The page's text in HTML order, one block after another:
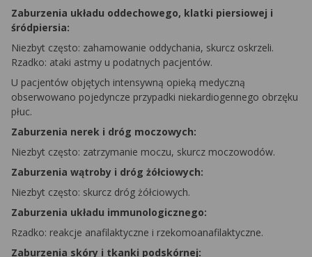
Zaburzenia układu oddechowego, klatki piersiowej i
śródpiersia:
Niezbyt często: zahamowanie oddychania, skurcz oskrzeli.
Rzadko: ataki astmy u podatnych pacjentów.
U pacjentów objętych intensywną opieką medyczną
obserwowano pojedyncze przypadki niekardiogennego obrzęku
płuc.
Zaburzenia nerek i dróg moczowych:
Niezbyt często: zatrzymanie moczu, skurcz moczowodów.
Zaburzenia wątroby i dróg żółciowych:
Niezbyt często: skurcz dróg żółciowych.
Zaburzenia układu immunologicznego:
Rzadko: reakcje anafilaktyczne i rzekomoanafilaktyczne.
Zaburzenia skóry i tkanki podskórnej: